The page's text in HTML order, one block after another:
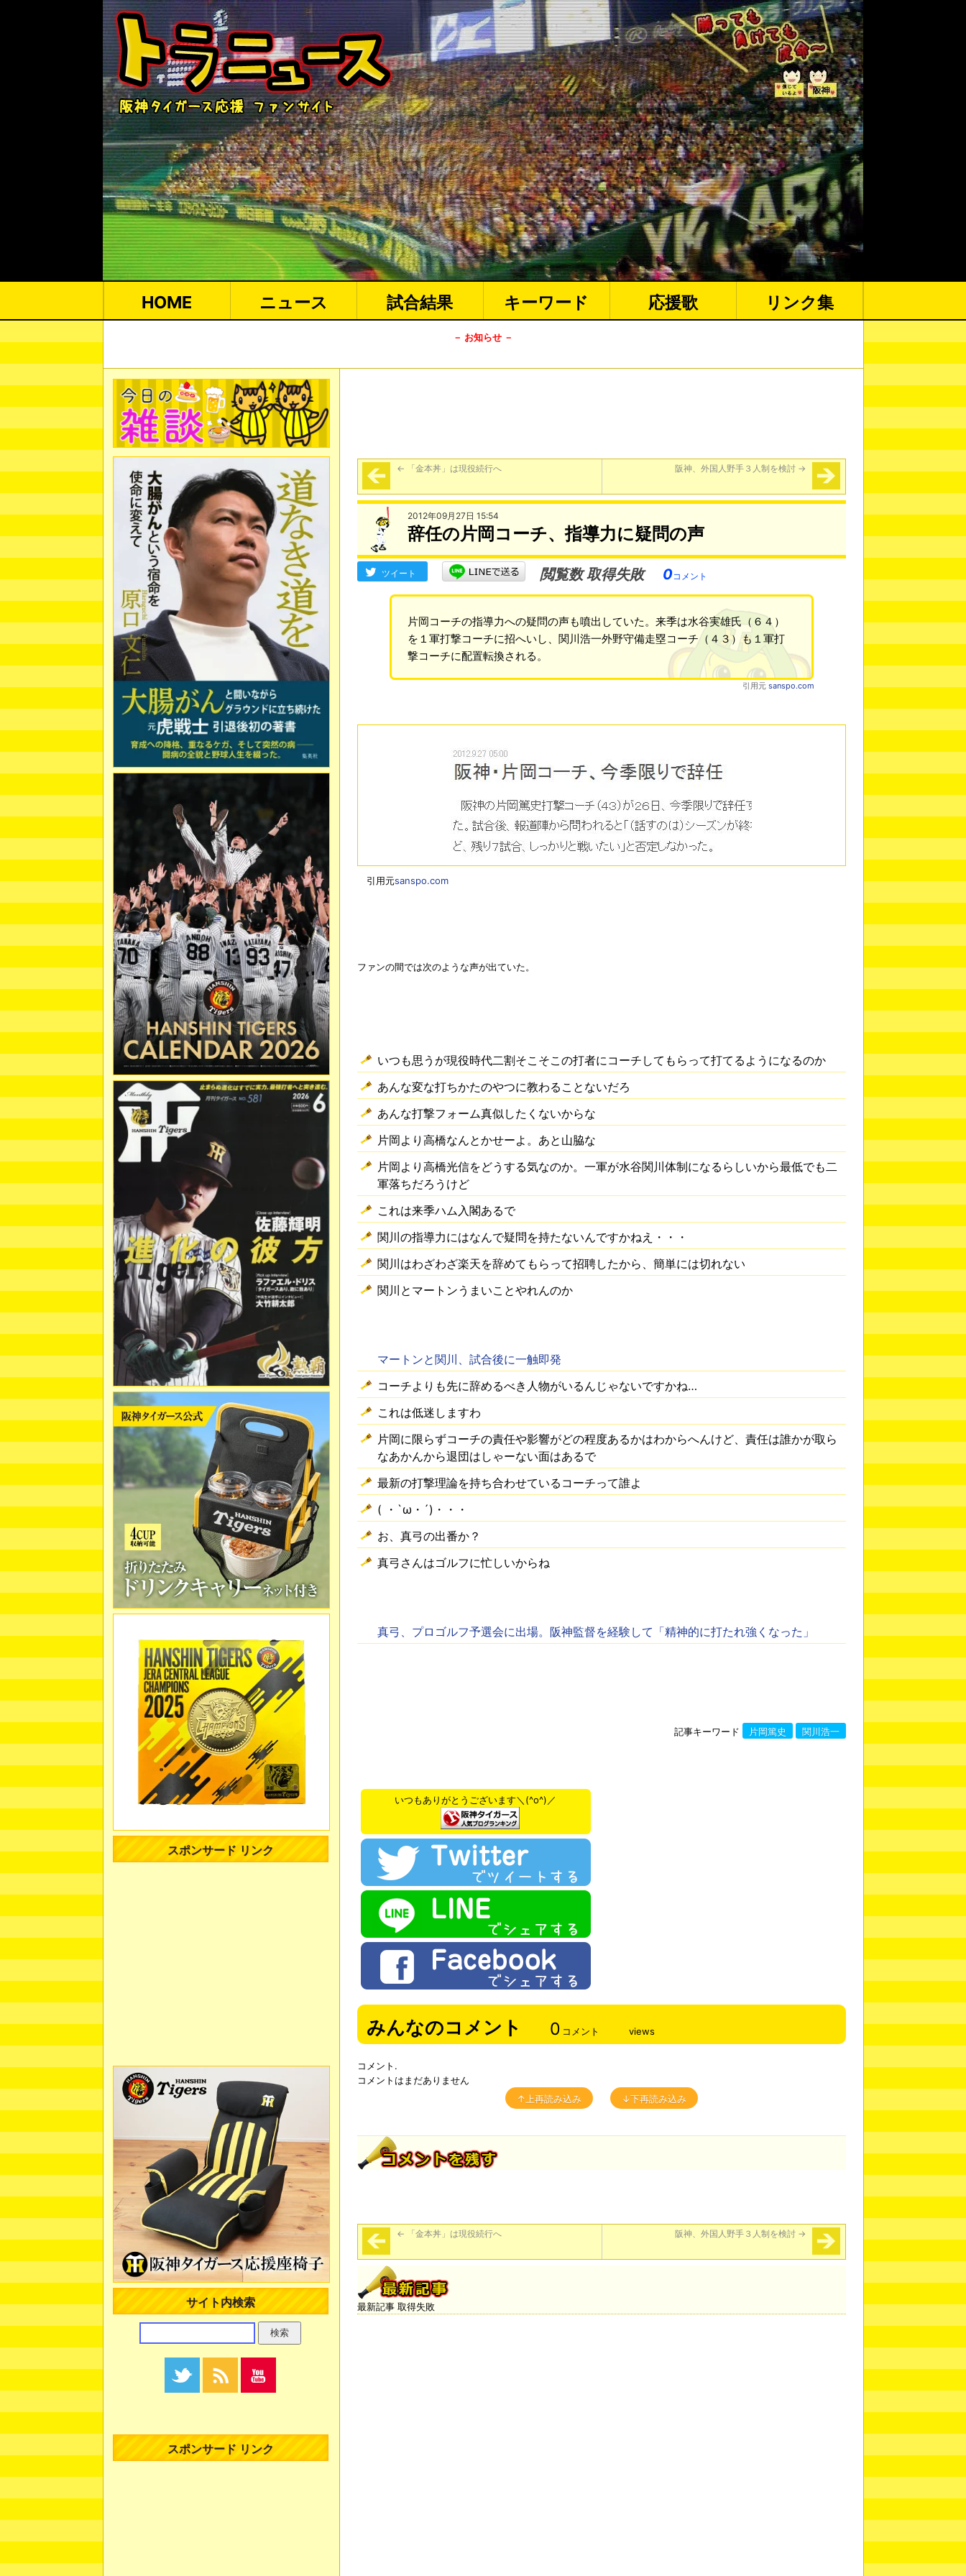
HOME ニュース 試合結果 キーワード 応援歌 リンク集
－ お知らせ －
← 「金本丼」は現役続行へ 阪神、外国人野手３人制を検討 →
2012年09月27日 15:54
辞任の片岡コーチ、指導力に疑問の声
ツイート 閲覧数 取得失敗 0コメント
片岡コーチの指導力への疑問の声も噴出していた。来季は水谷実雄氏（６４）
を１軍打撃コーチに招へいし、関川浩一外野守備走塁コーチ（４３）も１軍打
撃コーチに配置転換される。
引用元 sanspo.com
引用元sanspo.com
ファンの間では次のような声が出ていた。
いつも思うが現役時代二割そこそこの打者にコーチしてもらって打てるようになるのか
あんな変な打ちかたのやつに教わることないだろ
あんな打撃フォーム真似したくないからな
片岡より高橋なんとかせーよ。あと山脇な
片岡より高橋光信をどうする気なのか。一軍が水谷関川体制になるらしいから最低でも二
軍落ちだろうけど
これは来季ハム入閣あるで
関川の指導力にはなんで疑問を持たないんですかねえ・・・
関川はわざわざ楽天を辞めてもらって招聘したから、簡単には切れない
関川とマートンうまいことやれんのか
マートンと関川、試合後に一触即発
コーチよりも先に辞めるべき人物がいるんじゃないですかね…
これは低迷しますわ
片岡に限らずコーチの責任や影響がどの程度あるかはわからへんけど、責任は誰かが取ら
なあかんから退団はしゃーない面はあるで
最新の打撃理論を持ち合わせているコーチって誰よ
( ・`ω・´)・・・
お、真弓の出番か？
真弓さんはゴルフに忙しいからね
真弓、プロゴルフ予選会に出場。阪神監督を経験して「精神的に打たれ強くなった」
記事キーワード 片岡篤史 関川浩一
いつもありがとうございます＼(^o^)／
みんなのコメント 0 コメント views
コメント.
コメントはまだありません
↑上再読み込み
↓下再読み込み
← 「金本丼」は現役続行へ 阪神、外国人野手３人制を検討 →
最新記事 取得失敗
スポンサード リンク
サイト内検索
スポンサード リンク